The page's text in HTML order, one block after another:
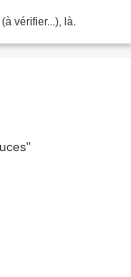
vérifier...), là.